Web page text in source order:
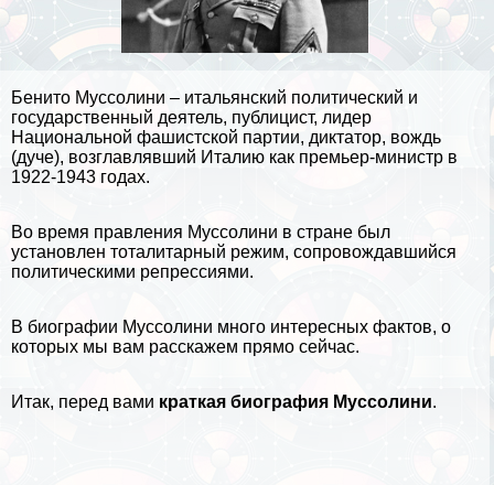
Бенито Муссолини – итальянский политический и
государственный деятель, публицист, лидер
Национальной фашистской партии, диктатор, вождь
(дуче), возглавлявший Италию как премьер-министр в
1922-1943 годах.
Во время правления Муссолини в стране был
установлен тоталитарный режим, сопровождавшийся
политическими репрессиями.
В биографии Муссолини много интересных фактов, о
которых мы вам расскажем прямо сейчас.
Итак, перед вами краткая биография Муссолини.